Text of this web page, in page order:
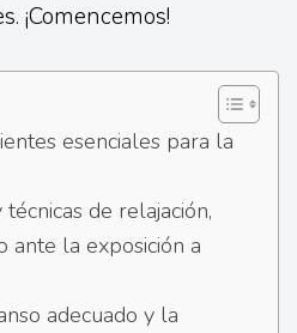
¡Comencemos!
esenciales para la
de relajación,
ante la exposición a
adecuado y la